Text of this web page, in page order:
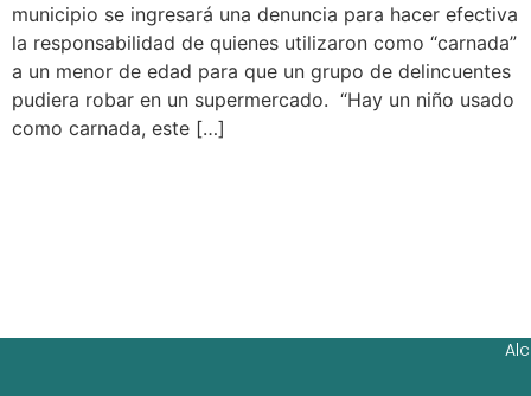
municipio se ingresará una denuncia para hacer efectiva
la responsabilidad de quienes utilizaron como “carnada”
a un menor de edad para que un grupo de delincuentes
pudiera robar en un supermercado. “Hay un niño usado
como carnada, este […]